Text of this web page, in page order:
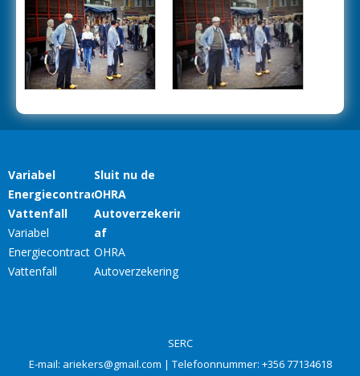
SERC
E-mail: ariekers@gmail.com | Telefoonnummer: +356 77134618